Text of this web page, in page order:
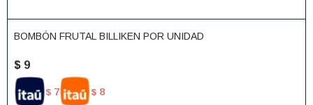
BOMBÓN FRUTAL BILLIKEN POR UNIDAD
$ 9
$ 7 $ 8